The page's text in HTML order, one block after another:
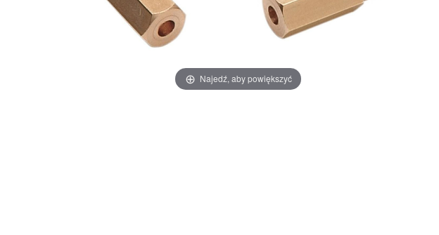
Najedź, aby powiększyć